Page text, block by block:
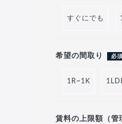
すぐにでも
希望の間取り 必須
1R~1K
賃料の上限額（管